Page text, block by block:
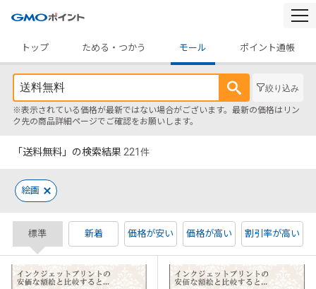
トップ
ためる・つかう モール ポイント通帳
絞り込み
※表示されている価格が最新ではない場合がございます。最新の価格はリン
ク先の商品詳細ページでご確認をお願いします。
「送料無料」の検索結果 221 件
絵画
標準 新着 価格が安い 価格が高い 割引率が高い